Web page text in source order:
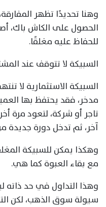
وهنا تحديدًا تظهر
الحصول على الكاش باك،
للحفاظ عليه مغلقًا.
السبيكة لا تتوقف عند
السبيكة الاستثمارية لا
مدخر، فقد يحتفظ بها
تاجر أو شركة، لتعود مرة
آخر، ثم تدخل دورة جديدة
وهكذا يمكن للسبيكة
مع بقاء العبوة كما هي.
وهذا التداول في حد
سيولة سوق الذهب، لكن